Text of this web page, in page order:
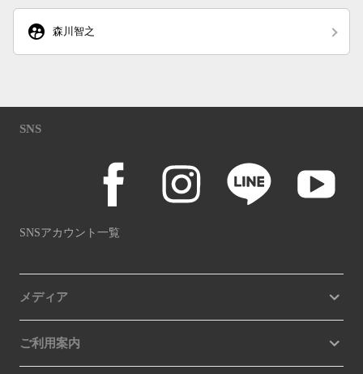
supervised_user_circle 森川智之
SNS
SNSアカウント一覧
メディア
ご利用案内